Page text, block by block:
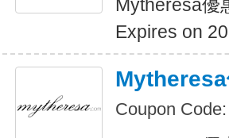
Mytheresa優
Expires on
Mytheresa
Coupon Code: